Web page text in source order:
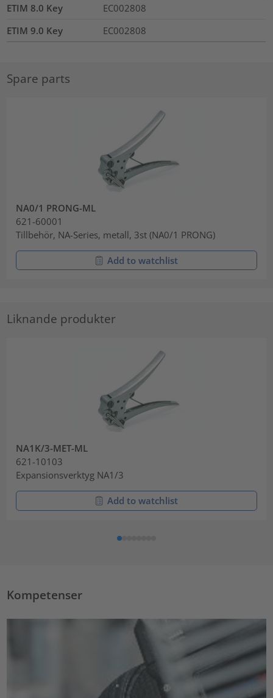
ETIM 8.0 Key
EC002808
ETIM 9.0 Key
EC002808
Spare parts
NA0/1 PRONG-ML
621-60001
Tillbehör, NA-Series, metall, 3st (NA0/1 PRONG)
Add to watchlist
Liknande produkter
NA1K/3-MET-ML
621-10103
Expansionsverktyg NA1/3
Add to watchlist
Kompetenser